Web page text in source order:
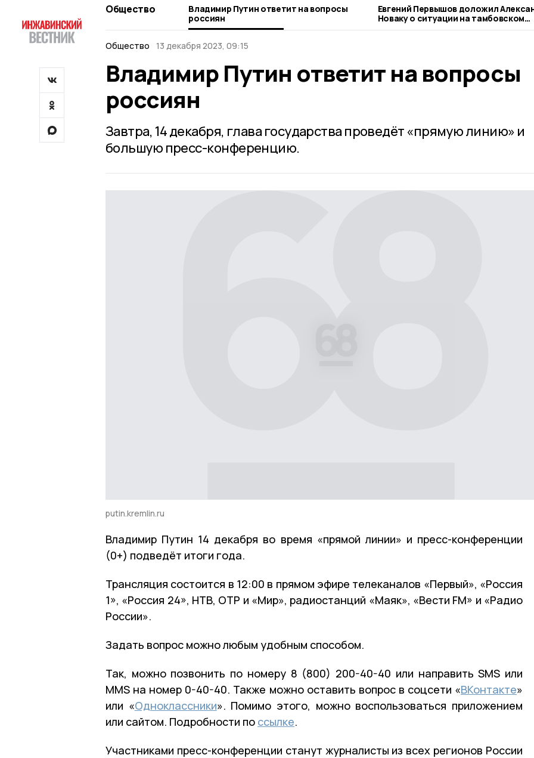
Общество
Владимир Путин ответит на вопросы
россиян
Евгений Первышов доложил
Новаку о ситуации на тамбовском
топливном рынке
Общество
13 декабря 2023, 09:15
Владимир Путин ответит на вопросы
россиян
Завтра, 14 декабря, глава государства проведёт «прямую линию» и
большую пресс-конференцию.
putin.kremlin.ru
Владимир Путин 14 декабря во время «прямой линии» и пресс-конференции
(0+) подведёт итоги года.
Трансляция состоится в 12:00 в прямом эфире телеканалов «Первый», «Россия
1», «Россия 24», НТВ, ОТР и «Мир», радиостанций «Маяк», «Вести FM» и «Радио
России».
Задать вопрос можно любым удобным способом.
Так, можно позвонить по номеру 8 (800) 200-40-40 или направить SMS или
MMS на номер 0-40-40. Также можно оставить вопрос в соцсети «ВКонтакте»
или «Одноклассники». Помимо этого, можно воспользоваться приложением
или сайтом. Подробности по ссылке.
Участниками пресс-конференции станут журналисты из всех регионов России